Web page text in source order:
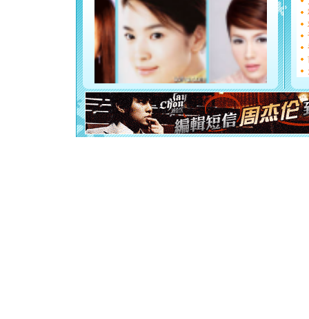
能正大
都要快乐
[圣诞节]
如意,快
[元旦]
断电。
你是我
[元旦]如
起；二是
离。水晶
[元旦]当
泣，这痛